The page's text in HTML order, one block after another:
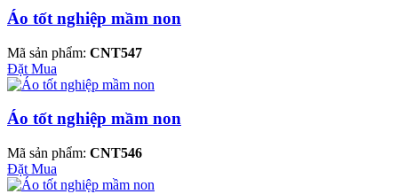
Áo tốt nghiệp mầm non
Mã sản phẩm: CNT547
Đặt Mua
Áo tốt nghiệp mầm non
Mã sản phẩm: CNT546
Đặt Mua